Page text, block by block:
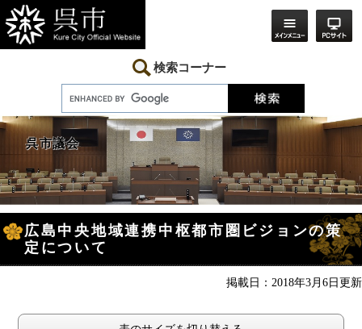
ー
ジ
の
ニ
ュ
ー
て
検索コーナー
呉市議会
文
広島中央地域連携中枢都市圏ビジョンの策
定について
掲載日：2018年3月6日更新